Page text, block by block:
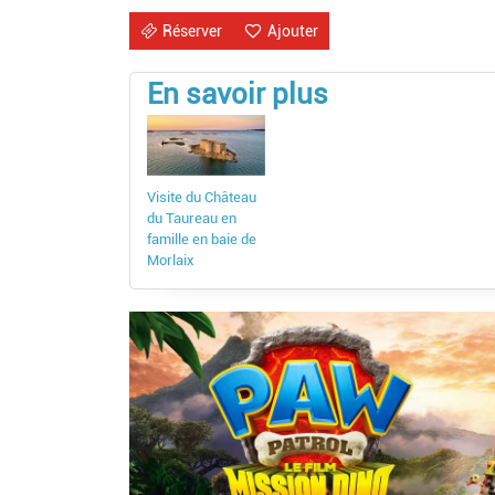
Ajouter
Réserver
En savoir plus
Visite du Château
du Taureau en
famille en baie de
Morlaix